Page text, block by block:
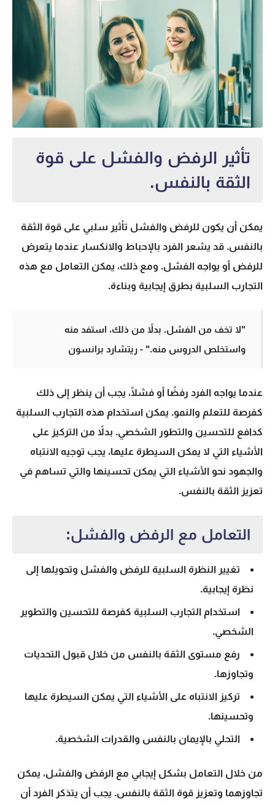
تأثير الرفض والفشل على قوة
الثقة بالنفس.
يمكن أن يكون للرفض والفشل تأثير سلبي على قوة الثقة
بالنفس. قد يشعر الفرد بالإحباط والانكسار عندما يتعرض
للرفض أو يواجه الفشل. ومع ذلك، يمكن التعامل مع هذه
التجارب السلبية بطرق إيجابية وبناءة.
"لا تخف من الفشل. بدلاً من ذلك، استفد منه
واستخلص الدروس منه." - ريتشارد برانسون
عندما يواجه الفرد رفضًا أو فشلًا، يجب أن ينظر إلى ذلك
كفرصة للتعلم والنمو. يمكن استخدام هذه التجارب السلبية
كدافع للتحسين والتطور الشخصي. بدلاً من التركيز على
الأشياء التي لا يمكن السيطرة عليها، يجب توجيه الانتباه
والجهود نحو الأشياء التي يمكن تحسينها والتي تساهم في
تعزيز الثقة بالنفس.
التعامل مع الرفض والفشل:
تغيير النظرة السلبية للرفض والفشل وتحويلها إلى
نظرة إيجابية.
استخدام التجارب السلبية كفرصة للتحسين والتطوير
الشخصي.
رفع مستوى الثقة بالنفس من خلال قبول التحديات
وتجاوزها.
تركيز الانتباه على الأشياء التي يمكن السيطرة عليها
وتحسينها.
التحلي بالإيمان بالنفس والقدرات الشخصية.
من خلال التعامل بشكل إيجابي مع الرفض والفشل، يمكن
تجاوزهما وتعزيز قوة الثقة بالنفس. يجب أن يتذكر الفرد أن